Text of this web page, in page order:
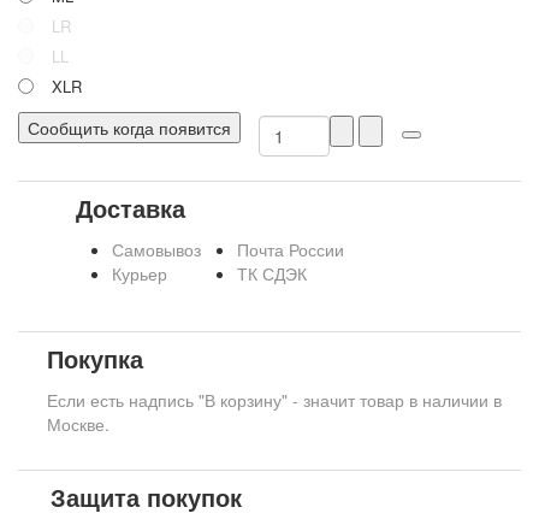
LR
LL
XLR
Сообщить когда появится
Доставка
Самовывоз
Курьер
Почта России
ТК СДЭК
Покупка
Если есть надпись "В корзину" - значит товар в наличии в
Москве.
Защита покупок